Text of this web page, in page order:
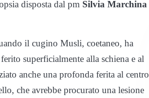
disposta dal pm Silvia Marchina
il cugino Musli, coetaneo, ha
superficialmente alla schiena e al
anche una profonda ferita al centro
che avrebbe procurato una lesione